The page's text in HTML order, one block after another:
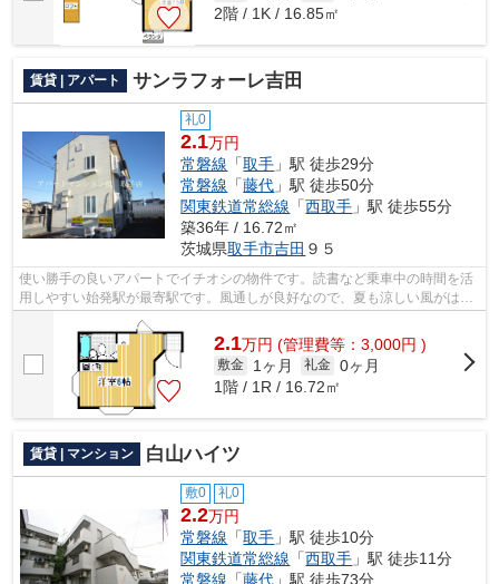
2階 / 1K / 16.85㎡
賃貸 | アパート サンラフォーレ吉田
礼0
2.1万円
常磐線 「取手 」駅 徒歩29分
常磐線 「藤代 」駅 徒歩50分
関東鉄道常総線 「西取手 」駅 徒歩55分
築36年 / 16.72㎡
茨城県取手市吉田 ９５
使い勝手の良いアパートでイチオシの物件です。読書など乗車中の時間を活
用しやすい始発駅が最寄駅です。風通しが良好なので、夏も涼しい風がはい
ってきます。満足のいく物件探してい...
2.1万円 (管理費等：3,000円 )
敷金 1ヶ月 礼金 0ヶ月
1階 / 1R / 16.72㎡
賃貸 | マンション 白山ハイツ
敷0 礼0
2.2万円
常磐線 「取手 」駅 徒歩10分
関東鉄道常総線 「西取手 」駅 徒歩11分
常磐線 「藤代 」駅 徒歩73分